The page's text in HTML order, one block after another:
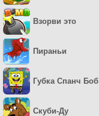
Взорви это
Пираньи
Губка Спанч Боб
Скуби-Ду